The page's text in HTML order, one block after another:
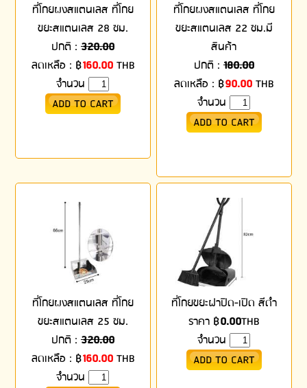
ที่โกยผงสแตนเลส ที่โกย
ขยะสแตนเลส 28 ซม.
ปกติ : 320.00
ลดเหลือ : ฿160.00THB
จำนวน
ที่โกยผงสแตนเลส ที่โกย
ขยะสแตนเลส 22 ซม.มี
สินค้า
ปกติ : 180.00
ลดเหลือ : ฿90.00 THB
จำนวน
ที่โกยผงสแตนเลส ที่โกย
ขยะสแตนเลส 25 ซม.
ปกติ : 320.00
ลดเหลือ : ฿160.00THB
จำนวน
ที่โกยขยะฝาปิด-เปิด สีดำ
ราคา ฿0.00THB
จำนวน